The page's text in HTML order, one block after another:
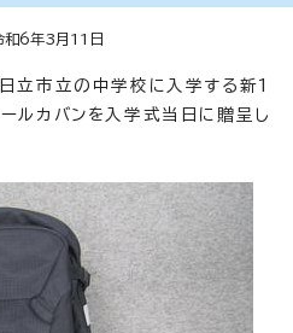
6年3月11日
立市立の中学校に入学する新1
ルカバンを入学式当日に贈呈し